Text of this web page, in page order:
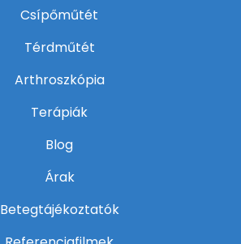
Csípőműtét
Térdműtét
Arthroszkópia
Terápiák
Blog
Árak
Betegtájékoztatók